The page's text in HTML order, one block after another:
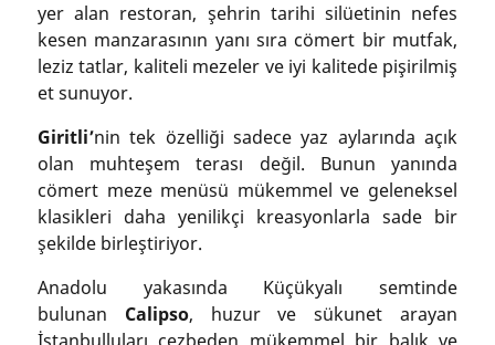
yer alan restoran, şehrin tarihi silüetinin nefes
kesen manzarasının yanı sıra cömert bir mutfak,
leziz tatlar, kaliteli mezeler ve iyi kalitede pişirilmiş
et sunuyor.
Giritli’nin tek özelliği sadece yaz aylarında açık
olan muhteşem terası değil. Bunun yanında
cömert meze menüsü mükemmel ve geleneksel
klasikleri daha yenilikçi kreasyonlarla sade bir
şekilde birleştiriyor.
Anadolu yakasında Küçükyalı semtinde
bulunan Calipso, huzur ve sükunet arayan